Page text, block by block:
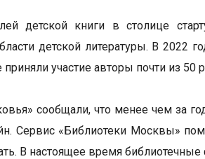
детской книги в столице
детской литературы. В 2022
участие авторы почти из 50
сообщали, что менее чем за
Сервис «Библиотеки Москвы»
В настоящее время